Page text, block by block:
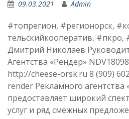
09.03.2021 Admin
#топрегион, #регионорск,
тельскийкооператив, #пкро,
Дмитрий Николаев
Агентства «Рендер»
http://cheese-orsk.ru 8 (909)
render Рекламного агентства
предоставляет широкий
услуг и ряд смежных